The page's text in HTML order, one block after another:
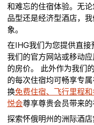
和难忘的住宿体验。无
品型还是经济型酒店，
象。
在IHG我们为您提供直
我们的官方网站或移动
的房价。 此外作为我们
的每次住宿均可畅享专
换免费住宿、飞行里程
悦会尊享尊贵会员带来的
探索怀俄明州的洲际酒